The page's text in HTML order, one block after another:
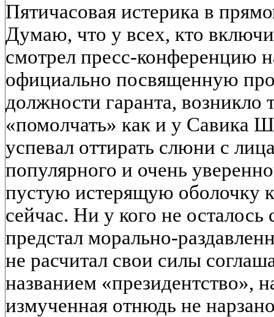
Пятичасовая истерика в
Думаю, что у всех, кто
смотрел пресс-конференцию
официально посвященную
должности гаранта, возникло
«помолчать» как и у Савика
успевал оттирать слюни с
популярного и очень
пустую истерящую оболочку
сейчас. Ни у кого не
предстал морально-
не расчитал свои силы
названием «президентство»,
измученная отнюдь не